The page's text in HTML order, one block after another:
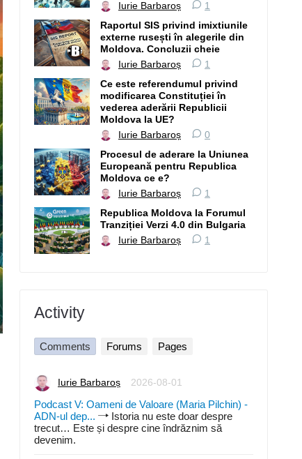
Iurie Barbaroș
1
Raportul SIS privind imixtiunile
externe rusești în alegerile din
Moldova. Concluzii cheie
Iurie Barbaroș
1
Ce este referendumul privind
modificarea Constituției în
vederea aderării Republicii
Moldova la UE?
Iurie Barbaroș
0
Procesul de aderare la Uniunea
Europeană pentru Republica
Moldova ce e?
Iurie Barbaroș
1
Republica Moldova la Forumul
Tranziției Verzi 4.0 din Bulgaria
Iurie Barbaroș
1
Activity
Comments Forums Pages
Iurie Barbaroș 2026-08-01
Podcast V: Oameni de Valoare (Maria Pilchin) -
ADN-ul dep...
Istoria nu este doar despre
trecut… Este și despre cine îndrăznim să
devenim.